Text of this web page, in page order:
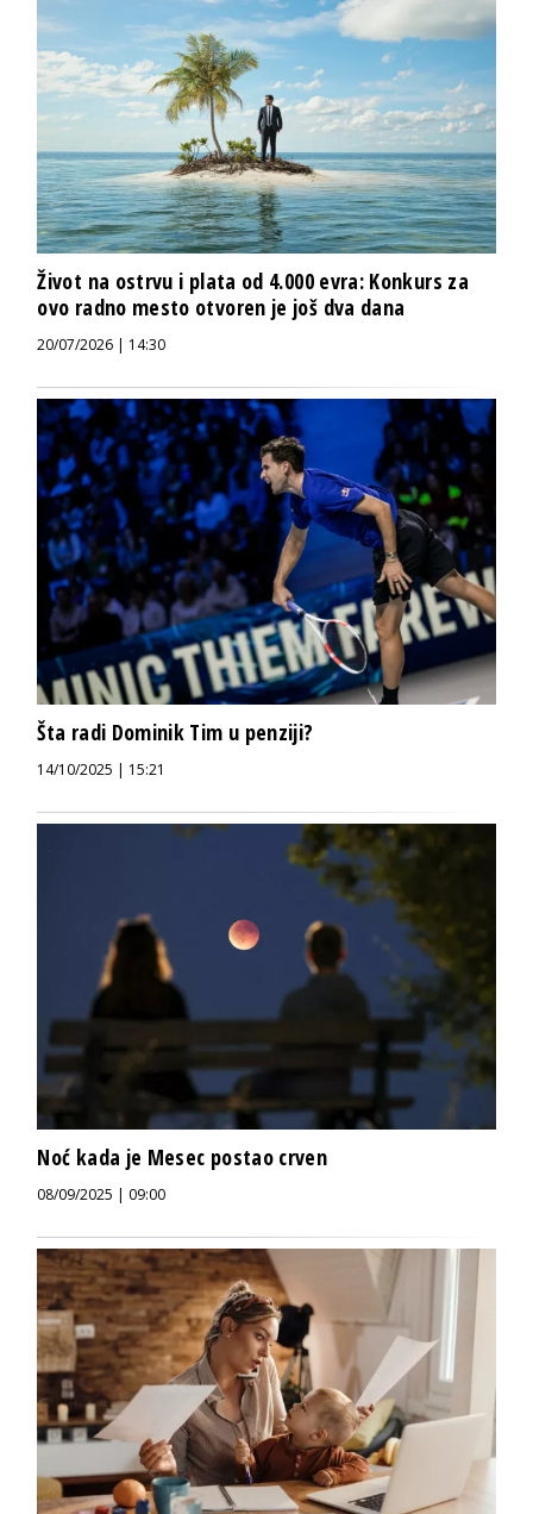
Život na ostrvu i plata od 4.000 evra: Konkurs za
ovo radno mesto otvoren je još dva dana
20/07/2026 | 14:30
Šta radi Dominik Tim u penziji?
14/10/2025 | 15:21
Noć kada je Mesec postao crven
08/09/2025 | 09:00